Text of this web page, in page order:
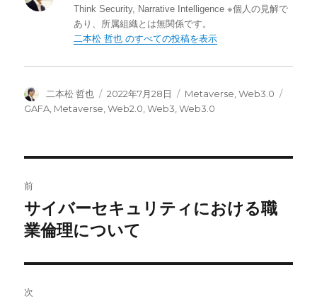
o
I
n
Think Security, Narrative Intelligence ※個人の見解で
あり、所属組織とは無関係です。
二本松 哲也 のすべての投稿を表示
投
稿
二本松 哲也
投
稿
2022年7月28日
カ
テ
Metaverse,Web3.0
GAFA, Metaverse,Web2.0,Web3,Web3.0
稿
ナ
ビ
ゲ
前
前
の
稿:
サイバーセキュリティにおける職
業倫理について
次